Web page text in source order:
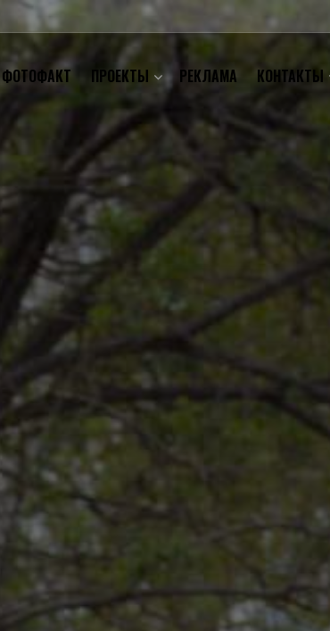
ФОТОФАКТ ПРОЕКТЫ РЕКЛАМА КОНТАКТЫ